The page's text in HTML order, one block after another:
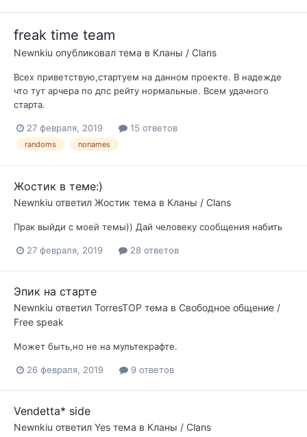
freak time team
Newnkiu опубликовал тема в Кланы / Clans
Всех приветствую,стартуем на данном проекте. В надежде
что тут арчера по дпс рейту нормальные. Всем удачного
старта.
27 февраля, 2019 15 ответов
randoms nonames
Жостик в теме:)
Newnkiu ответил Жостик тема в Кланы / Clans
Прак выйди с моей темы)) Дай человеку сообщения набить
27 февраля, 2019 28 ответов
Эпик на старте
Newnkiu ответил TorresTOP тема в Свободное общение /
Free speak
Может быть,но не на мультекрафте.
26 февраля, 2019 9 ответов
Vendetta* side
Newnkiu ответил Yes тема в Кланы / Clans